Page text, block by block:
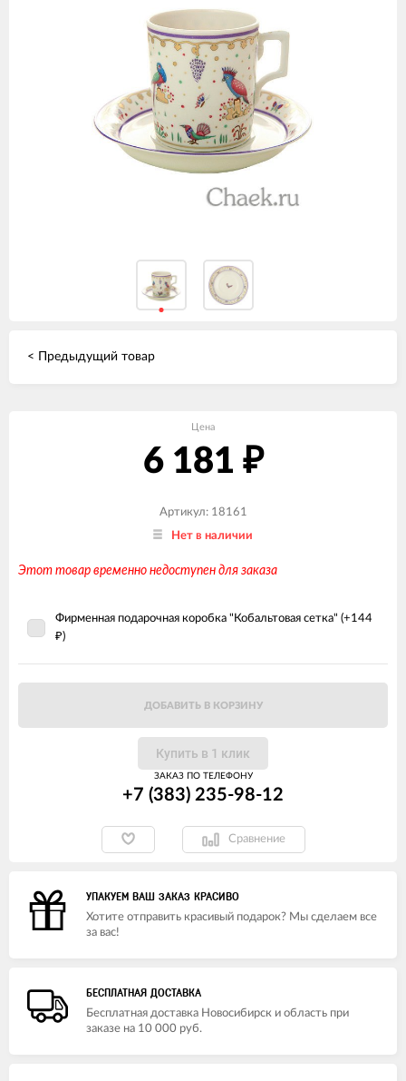
< Предыдущий товар
Цена
6 181 ₽
Артикул: 18161
Нет в наличии
Этот товар временно недоступен для заказа
Фирменная подарочная коробка "Кобальтовая сетка" (+144
₽)
ДОБАВИТЬ В КОРЗИНУ
Купить в 1 клик
ЗАКАЗ ПО ТЕЛЕФОНУ
+7 (383) 235-98-12
Сравнение
УПАКУЕМ ВАШ ЗАКАЗ КРАСИВО
Хотите отправить красивый подарок? Мы сделаем все
за вас!
БЕСПЛАТНАЯ ДОСТАВКА
Бесплатная доставка Новосибирск и область при
заказе на 10 000 руб.